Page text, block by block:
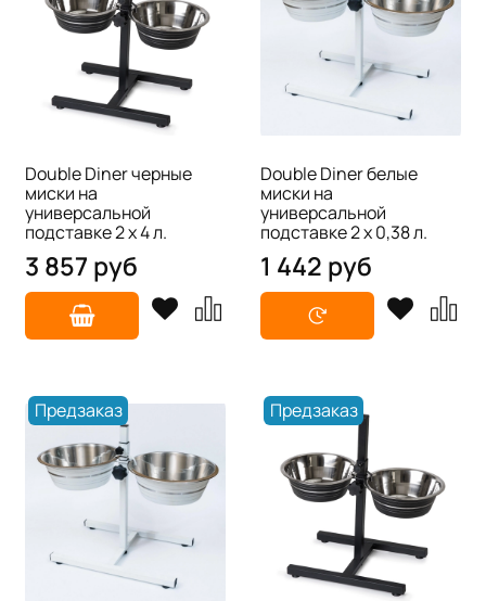
Double Diner черные
миски на
универсальной
подставке 2 х 4 л.
3 857 руб
Double Diner белые
миски на
универсальной
подставке 2 х 0,38 л.
1 442 руб
Предзаказ Предзаказ